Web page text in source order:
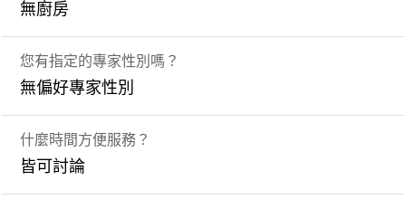
無廚房
您有指定的專家性別嗎？
無偏好專家性別
什麼時間方便服務？
皆可討論